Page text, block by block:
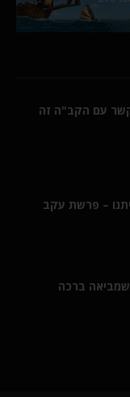
עם הקב"ה זה
– פרשת עקב
ברכה